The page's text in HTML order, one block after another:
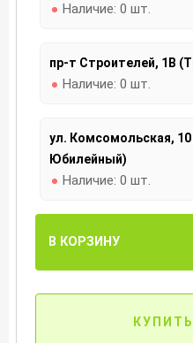
Наличие: 0 шт.
пр-т Строителей, 1В
Наличие: 0 шт.
ул. Комсомольская,
Юбилейный)
Наличие: 0 шт.
В КОРЗИНУ